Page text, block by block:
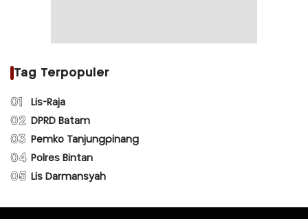
Tag Terpopuler
01 Lis-Raja
02 DPRD Batam
03 Pemko Tanjungpinang
04 Polres Bintan
05 Lis Darmansyah